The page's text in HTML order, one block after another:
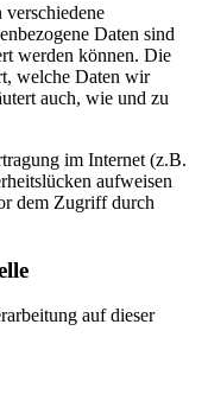
verschiedene
Daten sind
werden können. Die
welche Daten wir
auch, wie und zu
im Internet (z.B.
aufweisen
dem Zugriff durch
auf dieser